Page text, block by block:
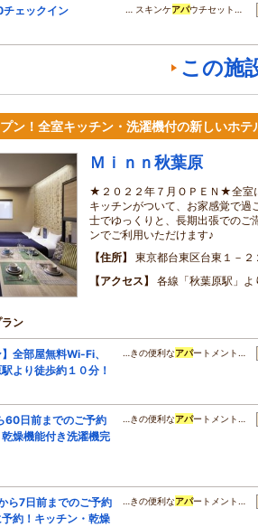
ェックイン … スキンケアパウチセット…
この施
ン！全室キッチン・洗濯機付の新しいホ
Ｍｉｎｎ秋葉原
★２０２２年７月ＯＰＥＮ★全室
キッチンがついて、お家感覚で過
士でゆっくりと、長期出張でのご
ンでご利用いただけます♪
住所
東京都台東区台東１－２
アクセス
各線「秋葉原駅」
ラン
全部屋無料Wi-Fi、
より徒歩約１０分！
…きの便利なアパートメント…
60日前までのご予約
燥機能付き洗濯機完
…きの便利なアパートメント…
ら7日前までのご予約
約！キッチン・乾燥
…きの便利なアパートメント…